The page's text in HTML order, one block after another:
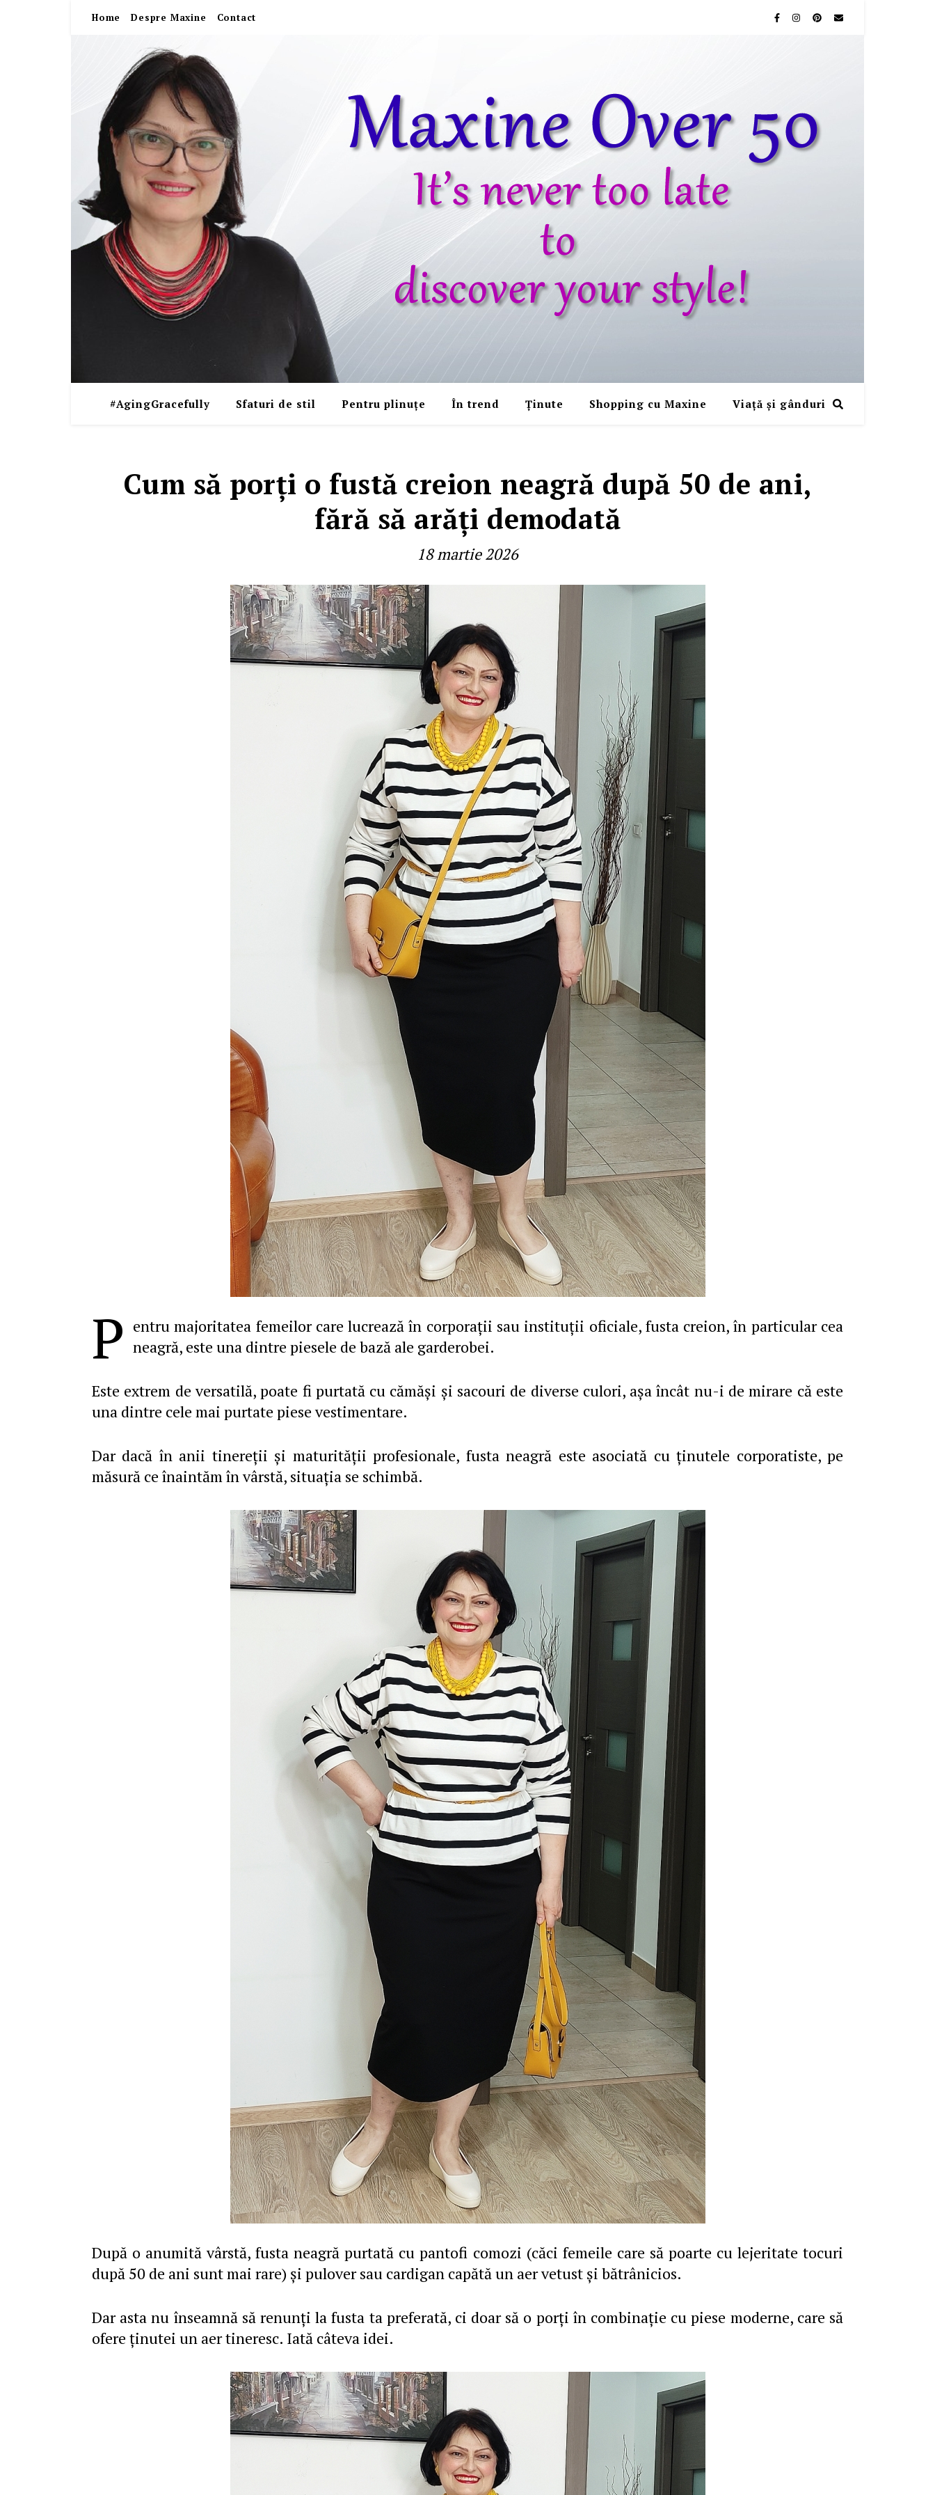
Home Despre Maxine Contact
#AgingGracefully Sfaturi de stil Pentru plinuțe În trend Ținute Shopping cu Maxine Viaţă şi gânduri
Cum să porţi o fustă creion neagră după 50 de ani,
fără să arăţi demodată
18 martie 2026
P entru majoritatea femeilor care lucrează în corporaţii sau instituţii oficiale, fusta creion, în particular cea
neagră, este una dintre piesele de bază ale garderobei.
Este extrem de versatilă, poate fi purtată cu cămăşi şi sacouri de diverse culori, aşa încât nu-i de mirare că este
una dintre cele mai purtate piese vestimentare.
Dar dacă în anii tinereţii şi maturităţii profesionale, fusta neagră este asociată cu ţinutele corporatiste, pe
măsură ce înaintăm în vârstă, situaţia se schimbă.
După o anumită vârstă, fusta neagră purtată cu pantofi comozi (căci femeile care să poarte cu lejeritate tocuri
după 50 de ani sunt mai rare) şi pulover sau cardigan capătă un aer vetust şi bătrânicios.
Dar asta nu înseamnă să renunţi la fusta ta preferată, ci doar să o porţi în combinaţie cu piese moderne, care să
ofere ţinutei un aer tineresc. Iată câteva idei.